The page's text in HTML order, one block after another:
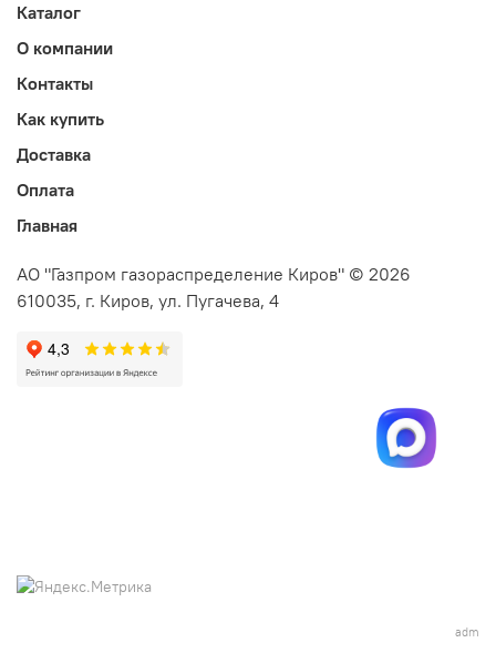
Каталог
О компании
Контакты
Как купить
Доставка
Оплата
Главная
АО "Газпром газораспределение Киров" © 2026
610035, г. Киров, ул. Пугачева, 4
adm